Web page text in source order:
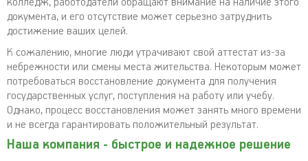
документа, и его отсутствие может серьезно затруднить
достижение ваших целей.
К сожалению, многие люди утрачивают свой аттестат из-за
небрежности или смены места жительства. Некоторым может
потребоваться восстановление документа для получения
государственных услуг, поступления на работу или учебу.
Однако, процесс восстановления может занять много времени
и не всегда гарантировать положительный результат.
Наша компания - быстрое и надежное решение